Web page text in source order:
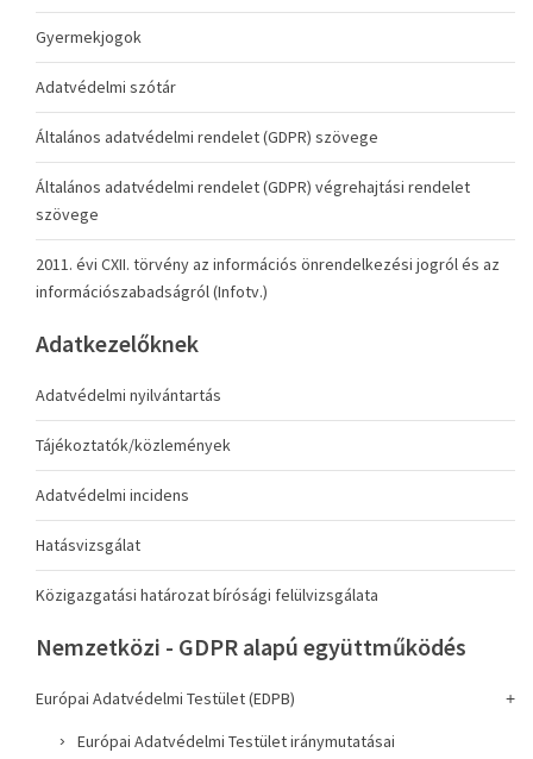
Gyermekjogok
Adatvédelmi szótár
Általános adatvédelmi rendelet (GDPR) szövege
Általános adatvédelmi rendelet (GDPR) végrehajtási rendelet
szövege
2011. évi CXII. törvény az információs önrendelkezési jogról és az
információszabadságról (Infotv.)
Adatkezelőknek
Adatvédelmi nyilvántartás
Tájékoztatók/közlemények
Adatvédelmi incidens
Hatásvizsgálat
Közigazgatási határozat bírósági felülvizsgálata
Nemzetközi - GDPR alapú együttműködés
Európai Adatvédelmi Testület (EDPB)
Európai Adatvédelmi Testület iránymutatásai